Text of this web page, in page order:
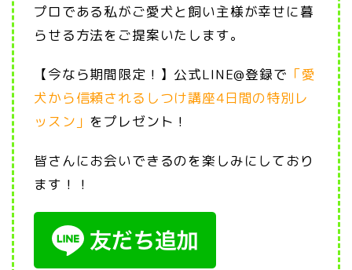
プロである私がご愛犬と飼い主様が幸せに暮
らせる方法をご提案いたします。
【今なら期間限定！】公式LINE@登録で 「愛
犬から信頼されるしつけ講座4日間の特別レ
ッスン」 をプレゼント！
皆さんにお会いできるのを楽しみにしており
ます！！